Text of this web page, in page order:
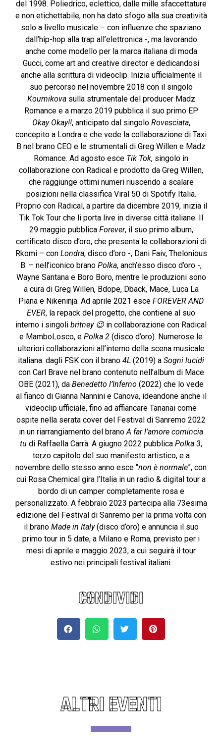
del 1998. Poliedrico, eclettico, dalle mille sfaccettature
e non etichettabile, non ha dato sfogo alla sua creatività
solo a livello musicale – con influenze che spaziano
dall’hip-hop alla trap all’elettronica -, ma lavorando
anche come modello per la marca italiana di moda
Gucci, come art and creative director e dedicandosi
anche alla scrittura di videoclip. Inizia ufficialmente il
suo percorso nel novembre 2018 con il singolo
Kournikovasulla strumentale del producer Madz
Romance e a marzo 2019 pubblica il suo primo EP
Okay Okay!!, anticipato dal singolo Rovesciata,
concepito a Londra e che vede la collaborazione di Taxi
B nel brano CEO e le strumentali di Greg Willen e Madz
Romance. Ad agosto esce Tik Tok, singolo in
collaborazione con Radical e prodotto da Greg Willen,
che raggiunge ottimi numeri riuscendo a scalare
posizioni nella classifica Viral 50 di Spotify Italia.
Proprio con Radical, a partire da dicembre 2019, inizia il
Tik Tok Tour che li porta live in diverse città italiane. Il
29 maggio pubblica Forever, il suo primo album,
certificato disco d’oro, che presenta le collaborazioni di
Rkomi – con Londra, disco d’oro -, Dani Faiv, Thelonious
B. – nell’iconico brano Polka, anch’esso disco d’oro -,
Wayne Santana e Boro Boro, mentre le produzioni sono
a cura di Greg Willen, Bdope, Dback, Mace, Luca La
Piana e Nikeninja. Ad aprile 2021 esce FOREVER AND
EVER, la repack del progetto, che contiene al suo
interno i singoli britney 😉 in collaborazione con Radical
e MamboLosco, e Polka 2 (disco d’oro). Numerose le
ulteriori collaborazioni all’interno della scena musicale
italiana: dagli FSK con il brano 4L (2019) a Sogni lucidi
con Carl Brave nel brano contenuto nell’album di Mace
OBE (2021), da Benedetto l’Inferno (2022) che lo vede
al fianco di Gianna Nannini e Canova, ideandone anche il
videoclip ufficiale, fino ad affiancare Tananai come
ospite nella serata cover del Festival di Sanremo 2022
in un riarrangiamento del branoA farl’amore comincia
tu di Raffaella Carrà. A giugno 2022 pubblica Polka 3,
terzo capitolo del suo manifesto artistico, e a
novembre dello stesso anno esce “non è normale”, con
cui Rosa Chemical gira l’Italia in un radio & digital tour a
bordo di un camper completamente rosa e
personalizzato. A febbraio 2023 partecipa alla 73esima
edizione del Festival di Sanremo per la prima volta con
il brano Made in Italy(disco d’oro) e annuncia il suo
primo tour in 5 date, a Milano e Roma, previsto per i
mesi di aprile e maggio 2023, a cui seguirà il tour
estivo nei principali festival italiani.
CONDIVIDI
ALTRI EVENTI